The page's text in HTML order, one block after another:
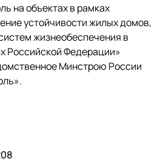
на объектах в рамках
устойчивости жилых домов,
жизнеобеспечения в
Российской Федерации»
Минстрою России